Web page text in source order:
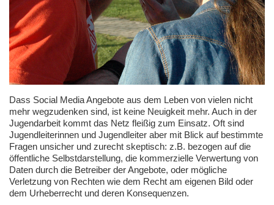
Dass Social Media Angebote aus dem Leben von vielen nicht
mehr wegzudenken sind, ist keine Neuigkeit mehr. Auch in der
Jugendarbeit kommt das Netz fleißig zum Einsatz. Oft sind
Jugendleiterinnen und Jugendleiter aber mit Blick auf bestimmte
Fragen unsicher und zurecht skeptisch: z.B. bezogen auf die
öffentliche Selbstdarstellung, die kommerzielle Verwertung von
Daten durch die Betreiber der Angebote, oder mögliche
Verletzung von Rechten wie dem Recht am eigenen Bild oder
dem Urheberrecht und deren Konsequenzen.